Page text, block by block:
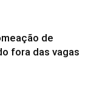
de
fora das vagas